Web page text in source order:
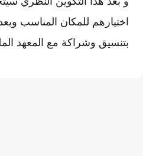
اختيارهم للمكان المناسب
بتنسيق وشراكة مع المعهد